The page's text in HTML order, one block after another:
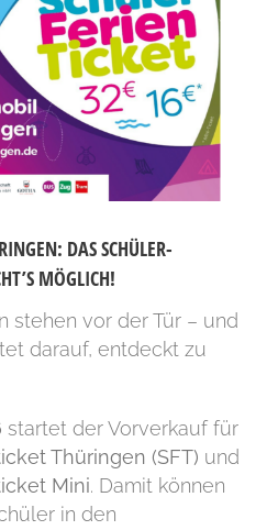
DAS SCHÜLER-
MÖGLICH!
stehen vor der Tür – und
darauf, entdeckt zu
startet der Vorverkauf für
Thüringen (SFT) und
Mini. Damit können
in den